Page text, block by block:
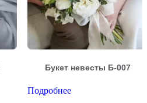
Букет невесты Б-007
Подробнее